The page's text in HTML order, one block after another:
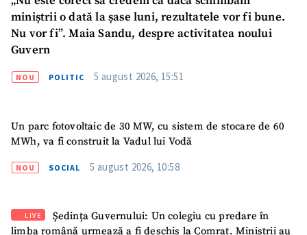
miniștrii o dată la șase luni, rezultatele vor fi bune.
Nu vor fi”. Maia Sandu, despre activitatea noului
Guvern
NOU POLITIC 5 august 2026, 15:51
Un parc fotovoltaic de 30 MW, cu sistem de stocare de 60
MWh, va fi construit la Vadul lui Vodă
NOU SOCIAL 5 august 2026, 10:58
LIVE
Ședința Guvernului: Un colegiu cu predare în
limba română urmează a fi deschis la Comrat. Miniștrii au